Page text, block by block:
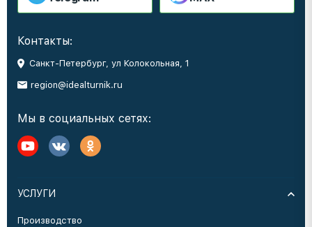
Контакты:
Санкт-Петербург, ул Колокольная, 1
region@idealturnik.ru
Мы в социальных сетях:
УСЛУГИ
Производство